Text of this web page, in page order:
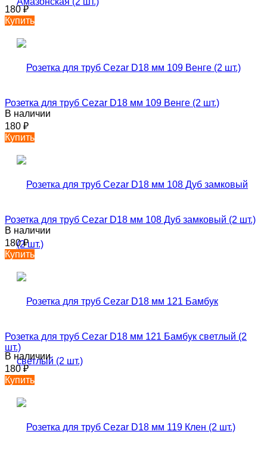
180₽
Купить
Розетка для труб Cezar D18 мм 109 Венге (2 шт.)
В наличии
180 ₽
Купить
Розетка для труб Cezar D18 мм 108 Дуб замковый (2 шт.)
В наличии
180₽
Купить
Розетка для труб Cezar D18 мм 121 Бамбук светлый (2
шт.)
В наличии
180₽
Купить